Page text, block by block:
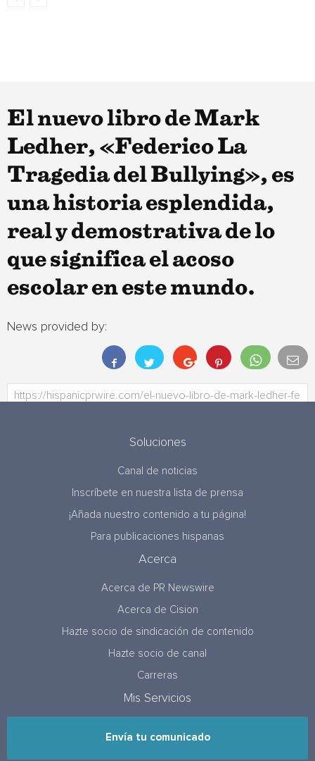
El nuevo libro de Mark
Ledher, «Federico La
Tragedia del Bullying», es
una historia esplendida,
real y demostrativa de lo
que significa el acoso
escolar en este mundo.
News provided by:
Soluciones
Canal de noticias
Inscríbete en nuestra lista de prensa
¡Añada nuestro contenido a tu página!
Para publicaciones hispanas
Acerca
Acerca de PR Newswire
Acerca de Cision
Hazte socio de sindicación de contenido
Hazte socio de canal
Carreras
Mis Servicios
Envía tu comunicado